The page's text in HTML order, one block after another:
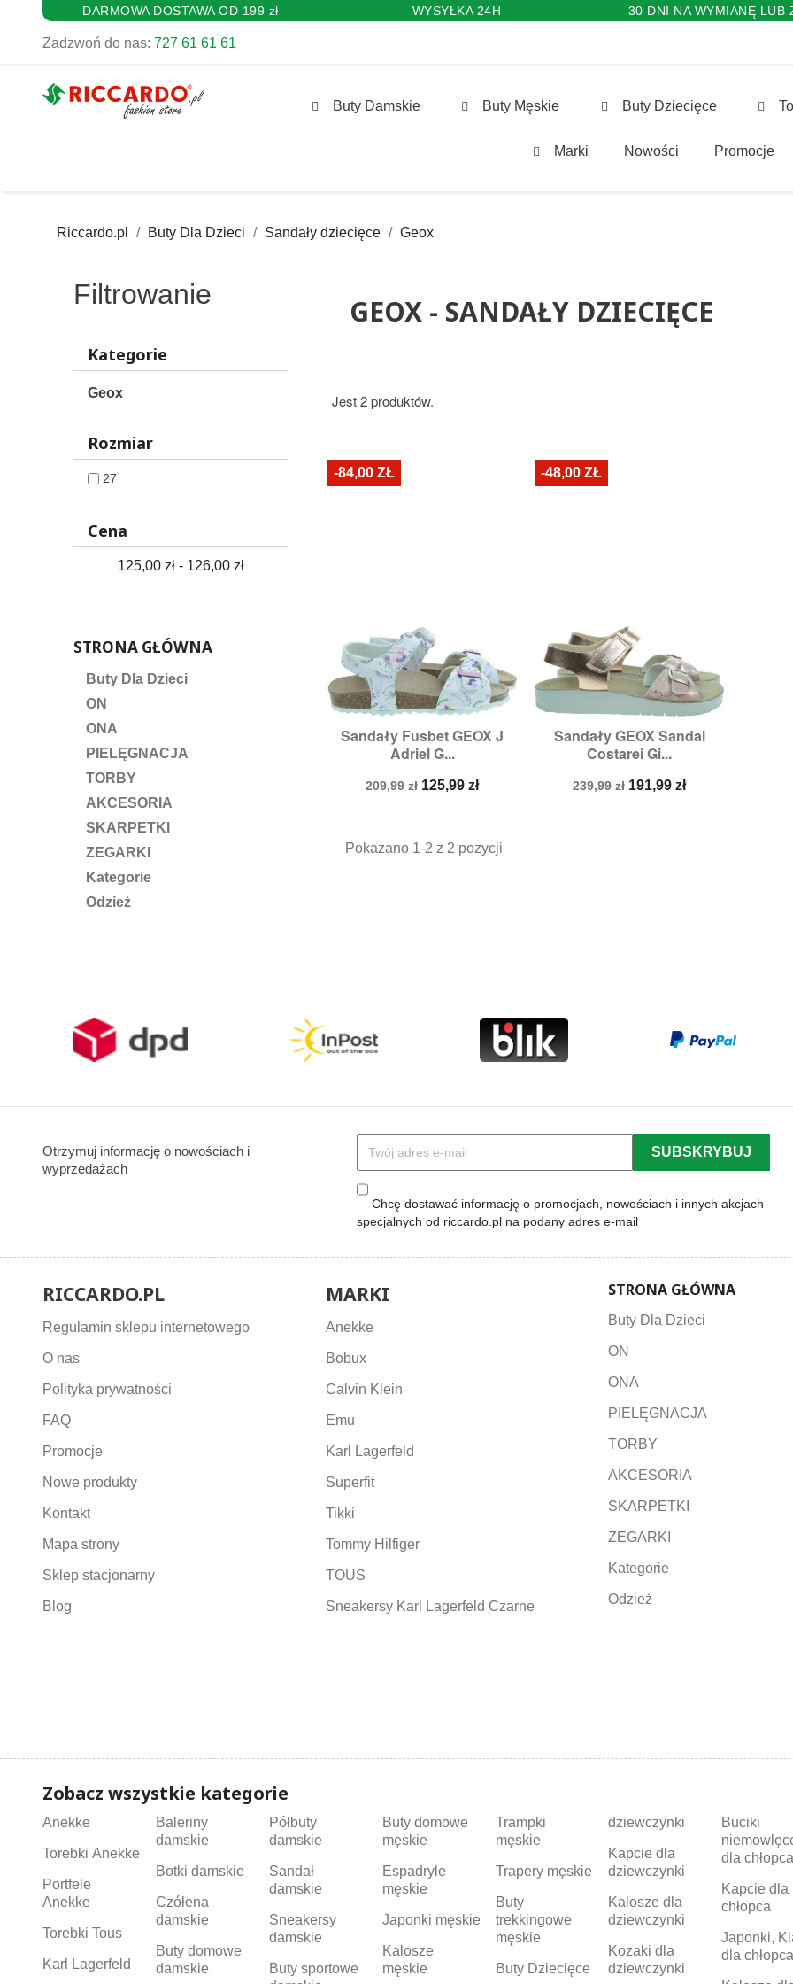
DARMOWA DOSTAWA OD 199 zł WYSYŁKA 24H 30 DNI NA WYMIANĘ LUB
Zadzwoń do nas: 727 61 61 61
Buty Damskie Buty Męskie Buty Dziecięce
Marki Nowości Promocje
Riccardo.pl Buty Dla Dzieci Sandały dziecięce Geox
Filtrowanie
Kategorie
Geox
Rozmiar
27
Cena
125,00 zł - 126,00 zł
STRONA GŁÓWNA
Buty Dla Dzieci
ON
ONA
PIELĘGNACJA
TORBY
AKCESORIA
SKARPETKI
ZEGARKI
Kategorie
Odzież
GEOX - SANDAŁY DZIECIĘCE
Jest 2 produktów.
Sandały Fusbet GEOX J
Adriel G...
Cena
209,99 zł Cena
125,99 zł
Szybki podgląd
Rozmiary:27
-84,00 ZŁ
Sandały GEOX Sandal
Costarei Gi...
Cena
239,99 zł Cena
191,99 zł
Szybki podgląd
-48,00 ZŁ
Pokazano 1-2 z 2 pozycji
Otrzymuj informację o nowościach i
wyprzedażach
Chcę dostawać informację o promocjach, nowościach i innych akcjach
specjalnych od riccardo.pl na podany adres e-mail
RICCARDO.PL
Regulamin sklepu internetowego
O nas
Polityka prywatności
FAQ
Promocje
Nowe produkty
Kontakt
Mapa strony
Sklep stacjonarny
Blog
MARKI
Anekke
Bobux
Calvin Klein
Emu
Karl Lagerfeld
Superfit
Tikki
Tommy Hilfiger
TOUS
Sneakersy Karl Lagerfeld Czarne
STRONA GŁÓWNA
Buty Dla Dzieci
ON
ONA
PIELĘGNACJA
TORBY
AKCESORIA
SKARPETKI
ZEGARKI
Kategorie
Odzież
Zobacz wszystkie kategorie
Anekke
Torebki Anekke
Portfele
Anekke
Torebki Tous
Karl Lagerfeld
Baleriny
damskie
Botki damskie
Czółena
damskie
Buty domowe
damskie
Półbuty
damskie
Sandał
damskie
Sneakersy
damskie
Buty sportowe
Buty domowe
męskie
Espadryle
męskie
Japonki męskie
Kalosze
męskie
Trampki
męskie
Trapery męskie
Buty
trekkingowe
męskie
Buty Dziecięce
dziewczynki
Kapcie dla
dziewczynki
Kalosze dla
dziewczynki
Kozaki dla
dziewczynki
Buciki
dla chłopca
Kapcie dla
chłopca
Japonki,
dla chłopca